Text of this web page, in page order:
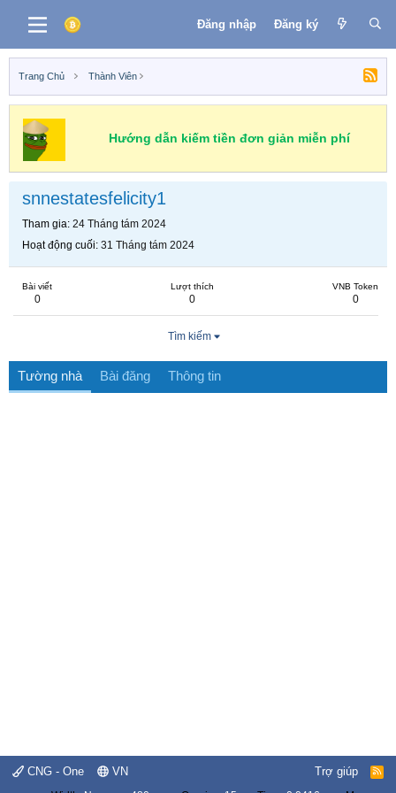
Đăng nhập Đăng ký
Trang Chủ Thành Viên
Hướng dẫn kiếm tiền đơn giản miễn phí
snnestatesfelicity1
Tham gia 24 Tháng tám 2024
Hoạt động cuối 31 Tháng tám 2024
Bài viết
0
Lượt thích
0
VNB Token
0
Tìm kiếm
Tường nhà Bài đăng Thông tin
CNG - One VN Trợ giúp
R